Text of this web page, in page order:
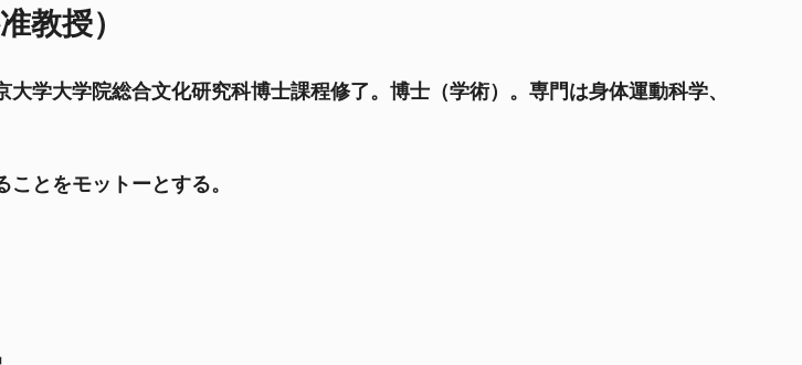
教授）
学大学院総合文化研究科博士課程修了。博士（学術）。専門は身体運動科学、
とをモットーとする。